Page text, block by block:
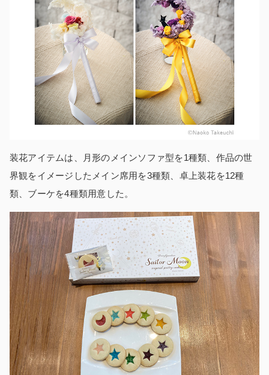
装花アイテムは、月形のメインソファ型を1種類、作品の世
界観をイメージしたメイン席用を3種類、卓上装花を12種
類、ブーケを4種類用意した。